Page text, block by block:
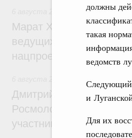
должны
такая
ведомств
Следующий
и
Для их
Национальный
Марат Хуснуллин:
ведущих к спортивным
нацпроекту
Молодёжная
Дмитрий Чернышенко,
Росмолодёжи Григорий
участников проекта